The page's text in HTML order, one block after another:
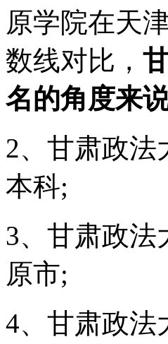
原学院在天
数线对比，
名的角度来
2、甘肃政法
本科;
3、甘肃政法
原市;
4、甘肃政法